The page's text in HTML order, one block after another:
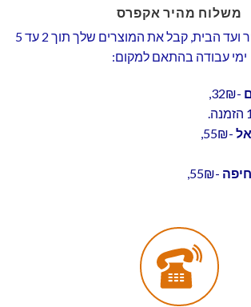
משלוח מהיר אקפרס
המשלוח שלנו מהיר ועד הבית, קבל את המוצרים שלך תוך 2 עד 5
ימי עבודה בהתאם למקום:
-32₪,
-55₪,
-55₪,